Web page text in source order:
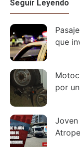
Seguir Leyendo
que
por
Joven